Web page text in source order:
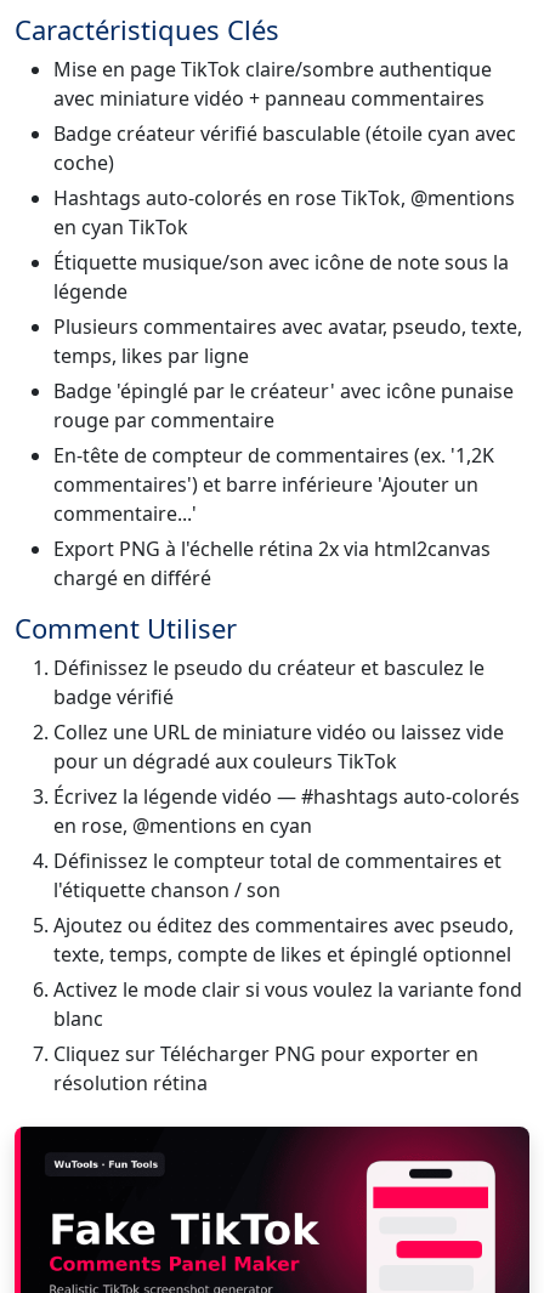
Caractéristiques Clés
Mise en page TikTok claire/sombre authentique
avec miniature vidéo + panneau commentaires
Badge créateur vérifié basculable (étoile cyan avec
coche)
Hashtags auto-colorés en rose TikTok, @mentions
en cyan TikTok
Étiquette musique/son avec icône de note sous la
légende
Plusieurs commentaires avec avatar, pseudo, texte,
temps, likes par ligne
Badge 'épinglé par le créateur' avec icône punaise
rouge par commentaire
En-tête de compteur de commentaires (ex. '1,2K
commentaires') et barre inférieure 'Ajouter un
commentaire...'
Export PNG à l'échelle rétina 2x via html2canvas
chargé en différé
Comment Utiliser
Définissez le pseudo du créateur et basculez le
badge vérifié
Collez une URL de miniature vidéo ou laissez vide
pour un dégradé aux couleurs TikTok
Écrivez la légende vidéo — #hashtags auto-colorés
en rose, @mentions en cyan
Définissez le compteur total de commentaires et
l'étiquette chanson / son
Ajoutez ou éditez des commentaires avec pseudo,
texte, temps, compte de likes et épinglé optionnel
Activez le mode clair si vous voulez la variante fond
blanc
Cliquez sur Télécharger PNG pour exporter en
résolution rétina